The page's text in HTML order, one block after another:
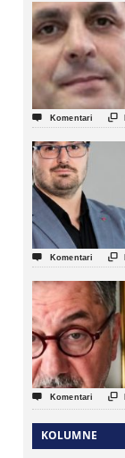
 Komentari 
 Komentari 
 Komentari 
KOLUMNE